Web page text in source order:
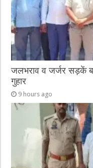
जलभराव व जर्जर सड़कें
गुहार
9 hours ago